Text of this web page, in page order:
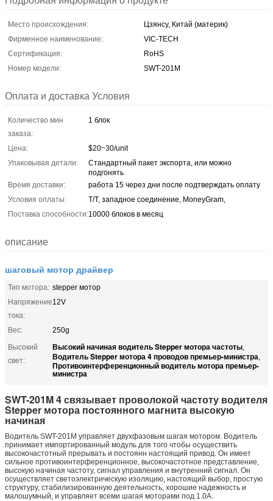
Место происхождения:
Цзянсу, Китай (материк)
Фирменное наименование:
VIC-TECH
Сертификация:
RoHS
Номер модели:
SWT-201M
Оплата и доставка Условия
Количество мин
заказа:
1 блок
Цена:
$20~30/unit
Упаковывая детали:
Стандартный пакет экспорта, или можно
подгонять
Время доставки:
работа 15 через дни после подтверждать оплату
Условия оплаты:
T/T, западное соединение, MoneyGram,
Поставка способности:10000 блоков в месяц
описание
шаговый мотор драйвер
Тип мотора: stepper мотор
Напряжение
тока:
12V
Вес:
250g
Высокий
свет:
Высокий начиная водитель Stepper мотора частоты,
Водитель Stepper мотора 4 проводов премьер-министра,
Противоинтерференционный водитель мотора премьер-
министра
SWT-201M 4 связывает проволокой частоту водителя
Stepper мотора постоянного магнита высокую
начиная
Водитель SWT-201M управляет двухфазовым шагая мотором. Водитель
принимает импортированный модуль для того чтобы осуществить
высокочастотный прерывать и постоянн настоящий привод. Он имеет
сильное противоинтерференционное, высокочастотное представление,
высокую начиная частоту, сигнал управления и внутренний сигнал. Он
осуществляет светоэлектрическую изоляцию, настоящий выбор, простую
структуру, стабилизированную деятельность, хорошие надежность и
малошумный, и управляет всеми шагая моторами под 1.0A.